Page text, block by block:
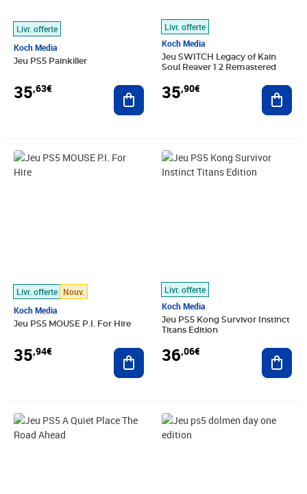
Livr. offerte
Koch Media
Jeu PS5 Painkiller
35,63€ Ajouter au panier
Livr. offerte
Koch Media
Jeu SWITCH Legacy of Kain
Soul Reaver 1 2 Remastered
35,90€
Livr. offerte Nouv.
Koch Media
Jeu PS5 MOUSE P.I. For Hire
35,94€
Prix 35,94€
Ajouter au panier
Livr. offerte
Koch Media
Jeu PS5 Kong Survivor Instinct
Titans Edition
36,06€
Prix 36,06€
Prix 36,79€ Prix barré 49,99€
Prix 37,19€